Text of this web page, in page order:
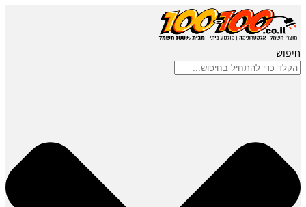
חיפוש